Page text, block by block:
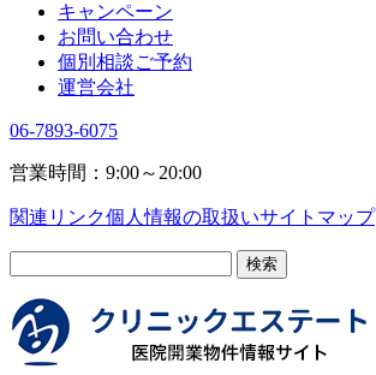
キャンペーン
お問い合わせ
個別相談ご予約
運営会社
06-7893-6075
営業時間：9:00～20:00
関連リンク個人情報の取扱いサイトマップ